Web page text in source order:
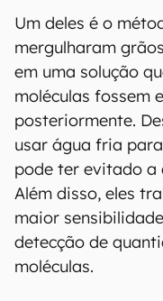
Um deles é o
mergulharam
em uma solução
moléculas fossem
posteriormente.
usar água fria
pode ter evitado a
Além disso, eles
maior
detecção de
moléculas.